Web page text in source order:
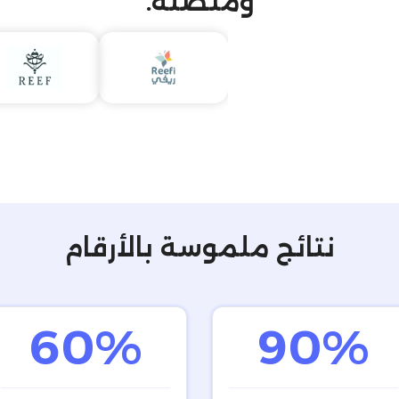
نتائج ملموسة بالأرقام
90%
60%